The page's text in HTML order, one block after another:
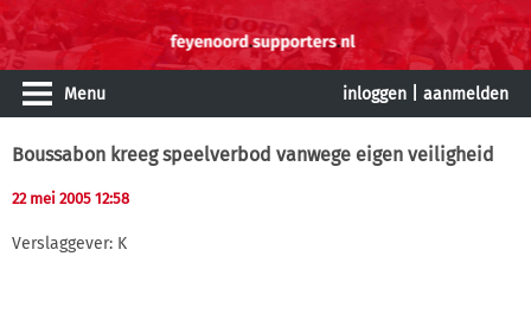
Menu inloggen aanmelden
Boussabon kreeg speelverbod vanwege eigen veiligheid
22 mei 2005 12:58
Verslaggever: K